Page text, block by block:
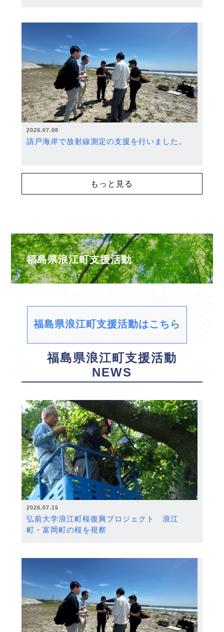
2026.07.08
請戸海岸で放射線測定の支援を行いました。
もっと見る
福島県浪江町支援活動
福島県浪江町支援活動はこちら
福島県浪江町支援活動
NEWS
2026.07.15
弘前大学浪江町桜復興プロジェクト 浪江
町・富岡町の桜を視察